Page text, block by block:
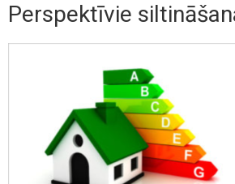
Perspektīvie